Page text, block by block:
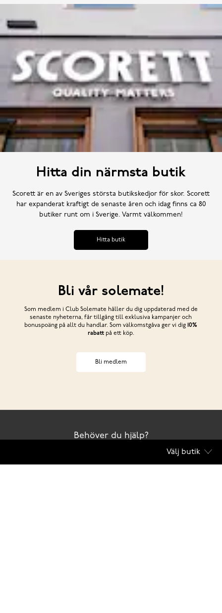
Hitta din närmsta butik
Scorett är en av Sveriges största butikskedjor för skor. Scorett
har expanderat kraftigt de senaste åren och idag finns ca 80
butiker runt om i Sverige. Varmt välkommen!
Hitta butik
Bli vår solemate!
Som medlem i Club Solemate håller du dig uppdaterad med de
senaste nyheterna, får tillgång till exklusiva kampanjer och
bonuspoäng på allt du handlar. Som välkomstgåva ger vi dig10%
rabattpå ett köp.
Bli medlem
Behöver du hjälp?
Kontakta oss Club Solemate
Välj butik